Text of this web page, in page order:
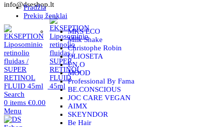
info@dseshop.lt
Search
0 items €0.00
Menu
Pradžia
Prekių ženklai
MKS ECO
Milk Shake
Christophe Robin
OLIOSETA
I.N.O
MOOD
Professional By Fama
BE.CONSCIOUS
JOC CARE VEGAN
AIMX
SKEYNDOR
Be Hair